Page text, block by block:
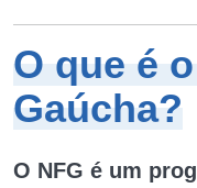
O que é
Gaúcha?
O NFG é um